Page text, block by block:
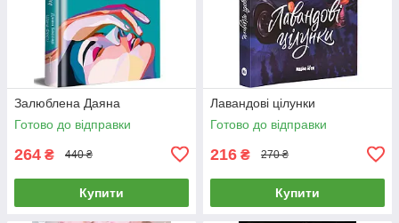
Залюблена Даяна
Готово до відправки
264 ₴ 440 ₴
Купити
Лавандові цілунки
Готово до відправки
216 ₴ 270 ₴
Купити